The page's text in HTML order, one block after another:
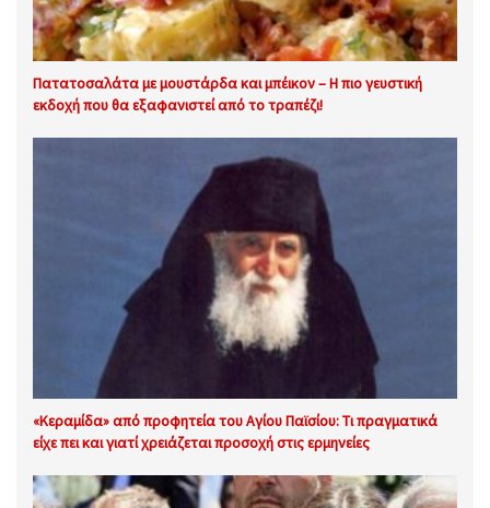
Πατατοσαλάτα με μουστάρδα και μπέικον – Η πιο γευστική
εκδοχή που θα εξαφανιστεί από το τραπέζι!
«Κεραμίδα» από προφητεία του Αγίου Παϊσίου: Τι πραγματικά
είχε πει και γιατί χρειάζεται προσοχή στις ερμηνείες